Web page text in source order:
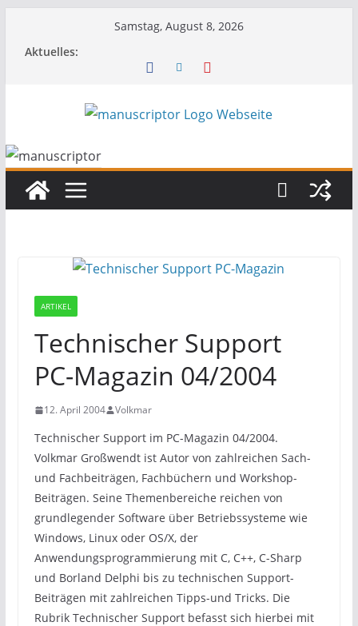
Samstag, August 8, 2026
Aktuelles:
ARTIKEL
Technischer Support
PC-Magazin 04/2004
12. April 2004 Volkmar
Technischer Support im PC-Magazin 04/2004.
Volkmar Großwendt ist Autor von zahlreichen Sach-
und Fachbeiträgen, Fachbüchern und Workshop-
Beiträgen. Seine Themenbereiche reichen von
grundlegender Software über Betriebssysteme wie
Windows, Linux oder OS/X, der
Anwendungsprogrammierung mit C, C++, C-Sharp
und Borland Delphi bis zu technischen Support-
Beiträgen mit zahlreichen Tipps-und Tricks. Die
Rubrik Technischer Support befasst sich hierbei mit